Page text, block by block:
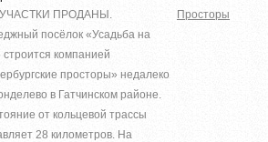
ПРОДАНЫ.
посёлок «Усадьба на
компанией
просторы» недалеко
в Гатчинском районе.
от кольцевой трассы
28 километров. На
Просторы